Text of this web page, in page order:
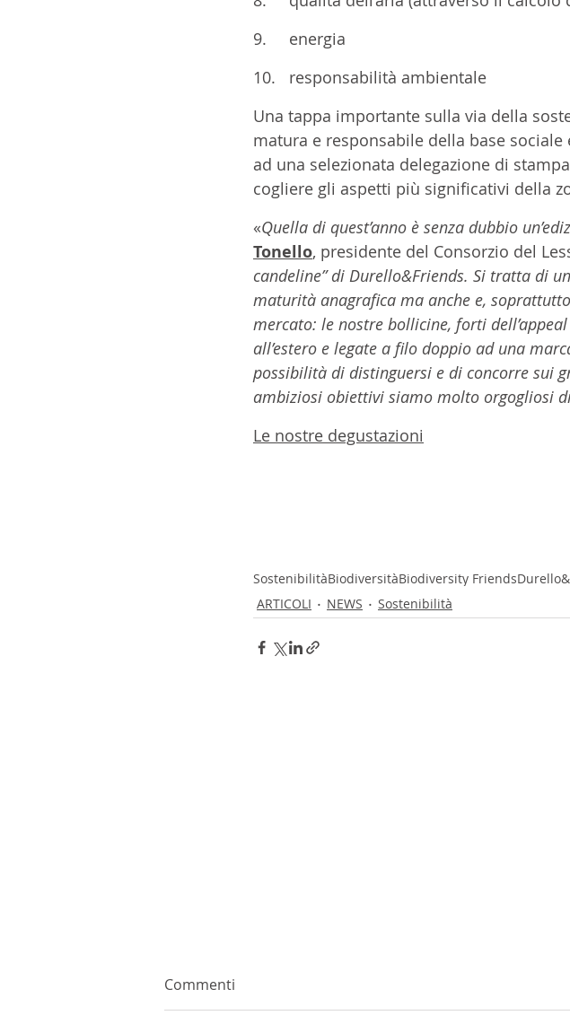
9.	energia
10.	responsabilità ambientale
Una tappa importante sulla via della
matura e responsabile della base
ad una selezionata delegazione di
cogliere gli aspetti più significativi della
«Quella di quest’anno è senza dubbio
Tonello, presidente del Consorzio del
candeline” di Durello&Friends. Si tratta di
maturità anagrafica ma anche e,
mercato: le nostre bollicine, forti
all’estero e legate a filo doppio ad una
possibilità di distinguersi e di concorre sui
ambiziosi obiettivi siamo molto orgogliosi
Le nostre degustazioni
SostenibilitàBiodiversitàBiodiversity Friends
ARTICOLI
NEWS Sostenibilità
Commenti